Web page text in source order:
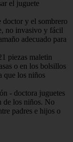
el juguete
y el sombrero
no invasivo y fácil
adecuado para
piezas maletin
o en los bolsillos
que los niños
- doctora juguetes
de los niños. No
padres e hijos o